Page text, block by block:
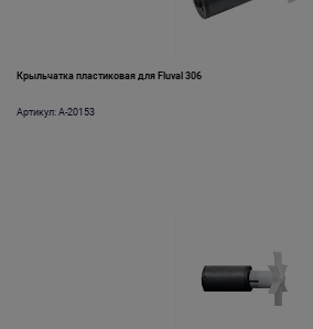
Крыльчатка пластиковая для Fluval 306
Артикул: A-20153